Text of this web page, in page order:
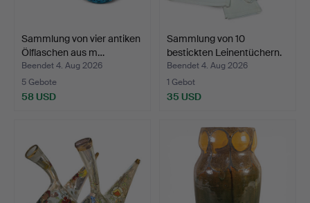
Sammlung von vier antiken
Ölflaschen aus m…
Beendet 4. Aug 2026
5 Gebote
58 USD
Sammlung von 10
bestickten Leinentüchern.
Beendet 4. Aug 2026
1 Gebot
35 USD